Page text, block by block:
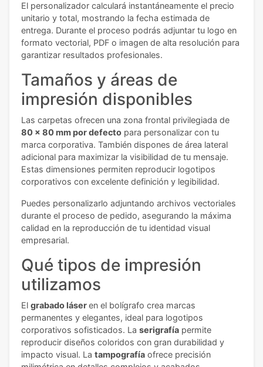
El personalizador calculará instantáneamente el precio
unitario y total, mostrando la fecha estimada de
entrega. Durante el proceso podrás adjuntar tu logo en
formato vectorial, PDF o imagen de alta resolución para
garantizar resultados profesionales.
Tamaños y áreas de
impresión disponibles
Las carpetas ofrecen una zona frontal privilegiada de
80 x 80 mm por defecto para personalizar con tu
marca corporativa. También dispones de área lateral
adicional para maximizar la visibilidad de tu mensaje.
Estas dimensiones permiten reproducir logotipos
corporativos con excelente definición y legibilidad.
Puedes personalizarlo adjuntando archivos vectoriales
durante el proceso de pedido, asegurando la máxima
calidad en la reproducción de tu identidad visual
empresarial.
Qué tipos de impresión
utilizamos
El grabado láseren el bolígrafo crea marcas
permanentes y elegantes, ideal para logotipos
corporativos sofisticados. La serigrafía permite
reproducir diseños coloridos con gran durabilidad y
impacto visual. La tampografía ofrece precisión